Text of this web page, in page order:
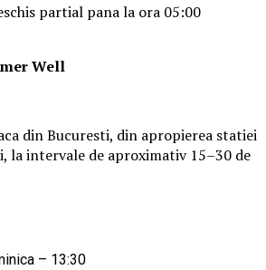
partial pana la ora 05:00
Well
din Bucuresti, din apropierea statiei
la intervale de aproximativ 15–30 de
– 13:30